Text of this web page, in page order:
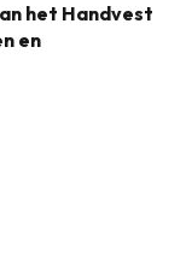
het Handvest
en